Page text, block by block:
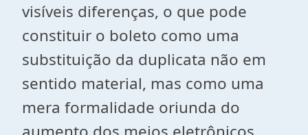
visíveis diferenças, o que pode
constituir o boleto como uma
substituição da duplicata não em
sentido material, mas como uma
mera formalidade oriunda do